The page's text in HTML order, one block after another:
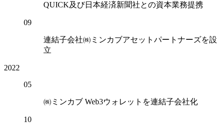
QUICK及び日本経済新聞社との資本業務提携
09
連結子会社㈱ミンカブアセットパートナーズを設
立
2022
05
㈱ミンカブ Web3ウォレットを連結子会社化
10